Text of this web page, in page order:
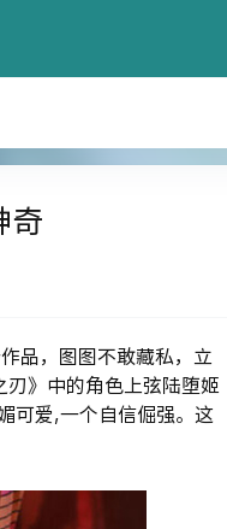
奇
品，图图不敢藏私，立
刃》中的角色上弦陆堕姬
可爱,一个自信倔强。这